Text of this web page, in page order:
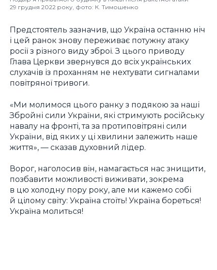
29 грудня 2022 року, фото: К. Тимошенко
Предстоятель зазначив, що Україна останню ніч
і цей ранок знову переживає потужну атаку
росії з різного виду зброї. З цього приводу
Глава Церкви звернувся до всіх українських
слухачів із проханням не нехтувати сигналами
повітряної тривоги.
«Ми молимося цього ранку з подякою за наші
Збройні сили України, які стримують російську
навалу на фронті, та за протиповітряні сили
України, від яких у ці хвилини залежить наше
життя», — сказав духовний лідер.
Ворог, наголосив він, намагається нас знищити,
позбавити можливості виживати, зокрема
в цю холодну пору року, але ми кажемо собі
й цілому світу: Україна стоїть! Україна бореться!
Україна молиться!